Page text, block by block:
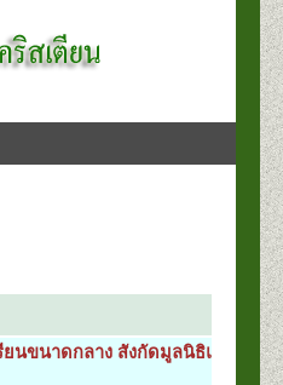
ยนขนาดกลาง สังกัดมูลนิธิแห่งสภาค